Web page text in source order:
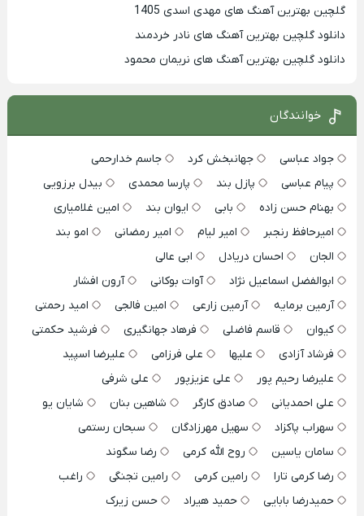
گلچین بهترین آهنگ های مهدی اسدی 1405
دانلود گلچین بهترین آهنگ های نادر خردمند
دانلود گلچین بهترین آهنگ های نریمان محمود
خوانندگان
جواد عباسی جهانبخش کرد
جاسم خدارحمی
پیام عباسی
پازل بند پارسا محمدی
بیدل برزویی
بهنام حسن زاده
بابی ایوان بند
امین غلامیاری
امیرحافظ رنجبر
امیر لیام امیر رمضانی
امو بند
الجان
احسان دریادل
ابی عالی
ابوالفضل اسماعیل نژاد
آوات بوکانی
آرون افشار
آرمین برمایه
آرمین زارعی امین فالجی
امید رحمتی
کیوان
قاسم فاضلی فرهاد جهانگیری
فرشید حکمتی
فرشاد آزادی
علیها علی فرزامی
علیرضا اسپید
علیرضا رحیم پور
علی عزیزپور
علی شرفی
علی احمدیانی
صادق کارگر شاهین بنان
شایان یو
سهراب پاکزاد
سهیل مهرزادگان
سبحان رستمی
سامان یاسین
روح الله کرمی
رضا سگوند
رضا کرمی تارا
رامین کرمی رامین تجنگی
راغب
حمیدرضا بابایی
حمید هیراد
حسن زیرک